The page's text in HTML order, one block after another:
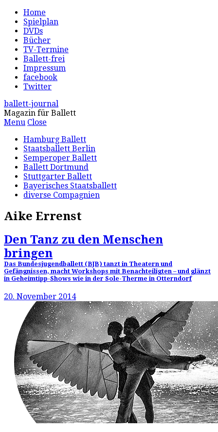
Home
Spielplan
DVDs
Bücher
TV-Termine
Ballett-frei
Impressum
facebook
Twitter
ballett-journal
Magazin für Ballett
Menu Close
Hamburg Ballett
Staatsballett Berlin
Semperoper Ballett
Ballett Dortmund
Stuttgarter Ballett
Bayerisches Staatsballett
diverse Compagnien
Aike Errenst
Den Tanz zu den Menschen
bringen
Das Bundesjugendballett (BJB) tanzt in Theatern und
Gefängnissen, macht Workshops mit Benachteiligten – und glänzt
in Geheimtipp-Shows wie in der Sole-Therme in Otterndorf
20. November 2014